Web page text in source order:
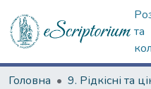
та
Головна